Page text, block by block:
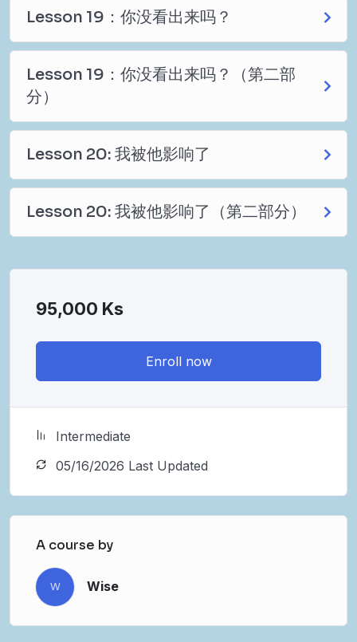
Lesson 19：你没看出来吗？
Lesson 19：你没看出来吗？（第二部
分）
Lesson 20: 我被他影响了
Lesson 20: 我被他影响了（第二部分）
95,000 Ks
Enroll now
Intermediate
05/16/2026 Last Updated
A course by
W Wise